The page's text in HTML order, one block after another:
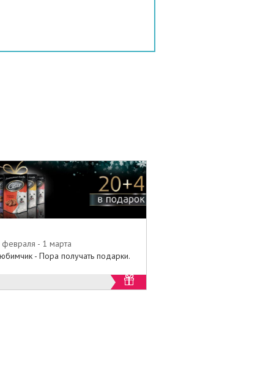
февраля - 1 марта
- Пора получать подарки.